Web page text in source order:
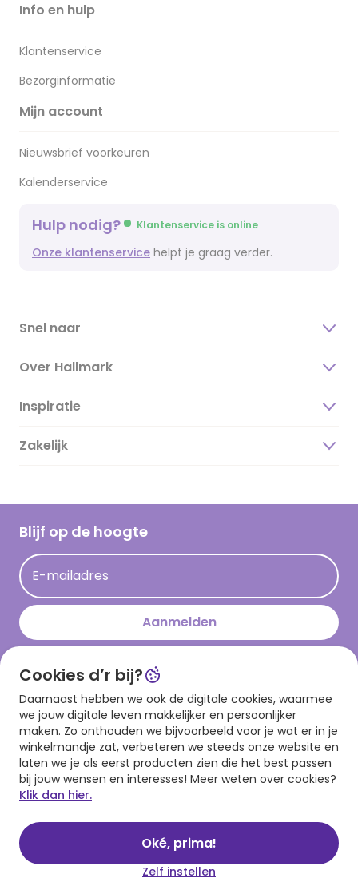
Info en hulp
Klantenservice
Bezorginformatie
Mijn account
Nieuwsbrief voorkeuren
Kalenderservice
Hulp nodig? Klantenservice is online
Onze klantenservice helpt je graag verder.
Snel naar
Over Hallmark
Over ons
Duurzaamheid
Hallmark Kaartclub
Acties
Persberichten
Hallmark en Kinderpostzegels
Inspiratie
Magazine
Cadeau inspiratie
Kaartinspiratie
Zakelijk
Blijf op de hoogte
E-mailadres
Aanmelden
Download onze app
Cookies d’r bij?
Daarnaast hebben we ook de digitale cookies, waarmee
we jouw digitale leven makkelijker en persoonlijker
maken. Zo onthouden we bijvoorbeeld voor je wat er in je
winkelmandje zat, verbeteren we steeds onze website en
laten we je als eerst producten zien die het best passen
bij jouw wensen en interesses! Meer weten over cookies?
Klik dan hier.
Oké, prima!
Zelf instellen